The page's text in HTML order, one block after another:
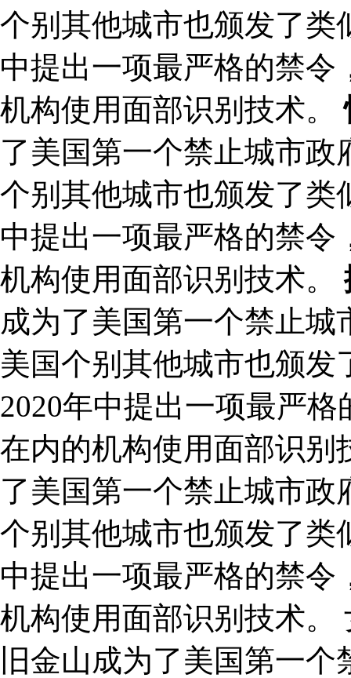
个别其他城市也颁发了类
中提出一项最严格的禁
机构使用面部识别技术。
了美国第一个禁止城市
个别其他城市也颁发了类
中提出一项最严格的禁
机构使用面部识别技术。
成为了美国第一个禁止
美国个别其他城市也颁
2020年中提出一项最严
在内的机构使用面部识别
了美国第一个禁止城市
个别其他城市也颁发了类
中提出一项最严格的禁
机构使用面部识别技术。
旧金山成为了美国第一